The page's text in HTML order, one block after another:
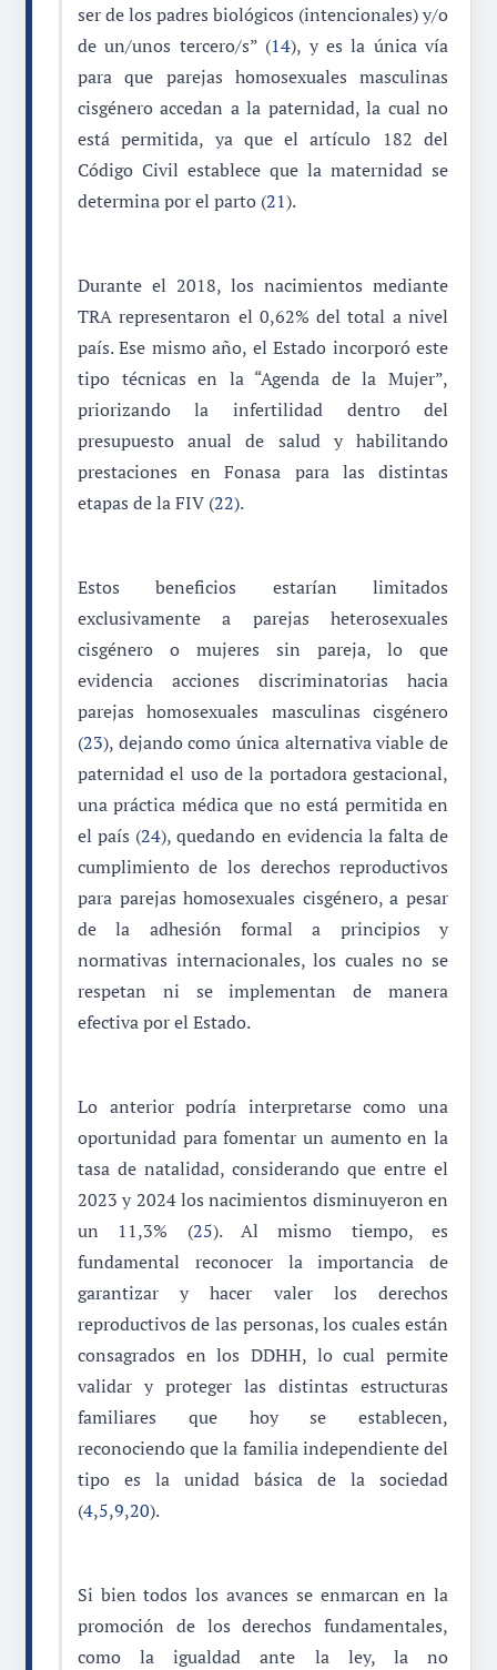
ser de los padres biológicos (intencionales) y/o
de un/unos tercero/s” (14), y es la única vía
para que parejas homosexuales masculinas
cisgénero accedan a la paternidad, la cual no
está permitida, ya que el artículo 182 del
Código Civil establece que la maternidad se
determina por el parto (21).
Durante el 2018, los nacimientos mediante
TRA representaron el 0,62% del total a nivel
país. Ese mismo año, el Estado incorporó este
tipo técnicas en la “Agenda de la Mujer”,
priorizando la infertilidad dentro del
presupuesto anual de salud y habilitando
prestaciones en Fonasa para las distintas
etapas de la FIV (22).
Estos beneficios estarían limitados
exclusivamente a parejas heterosexuales
cisgénero o mujeres sin pareja, lo que
evidencia acciones discriminatorias hacia
parejas homosexuales masculinas cisgénero
(23), dejando como única alternativa viable de
paternidad el uso de la portadora gestacional,
una práctica médica que no está permitida en
el país (24), quedando en evidencia la falta de
cumplimiento de los derechos reproductivos
para parejas homosexuales cisgénero, a pesar
de la adhesión formal a principios y
normativas internacionales, los cuales no se
respetan ni se implementan de manera
efectiva por el Estado.
Lo anterior podría interpretarse como una
oportunidad para fomentar un aumento en la
tasa de natalidad, considerando que entre el
2023 y 2024 los nacimientos disminuyeron en
un 11,3% (25). Al mismo tiempo, es
fundamental reconocer la importancia de
garantizar y hacer valer los derechos
reproductivos de las personas, los cuales están
consagrados en los DDHH, lo cual permite
validar y proteger las distintas estructuras
familiares que hoy se establecen,
reconociendo que la familia independiente del
tipo es la unidad básica de la sociedad
(4,5,9,20).
Si bien todos los avances se enmarcan en la
promoción de los derechos fundamentales,
como la igualdad ante la ley, la no